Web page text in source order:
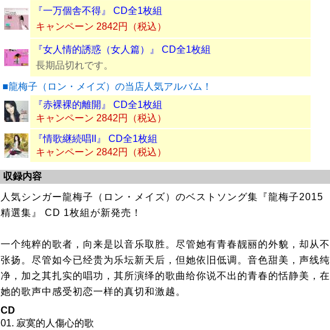
『一万個舎不得』 CD全1枚組
キャンペーン 2842円（税込）
『女人情的誘惑（女人篇）』 CD全1枚組
長期品切れです。
■龍梅子（ロン・メイズ）の当店人気アルバム！
『赤裸裸的離開』 CD全1枚組
キャンペーン 2842円（税込）
『情歌継続唱II』 CD全1枚組
キャンペーン 2842円（税込）
収録内容
人気シンガー龍梅子（ロン・メイズ）のベストソング集『龍梅子2015
精選集』 CD 1枚組が新発売！
一个纯粹的歌者，向来是以音乐取胜。尽管她有青春靓丽的外貌，却从不
张扬。尽管如今已经贵为乐坛新天后，但她依旧低调。音色甜美，声线纯
净，加之其扎实的唱功，其所演绎的歌曲给你说不出的青春的恬静美，在
她的歌声中感受初恋一样的真切和激越。
CD
01. 寂寞的人傷心的歌